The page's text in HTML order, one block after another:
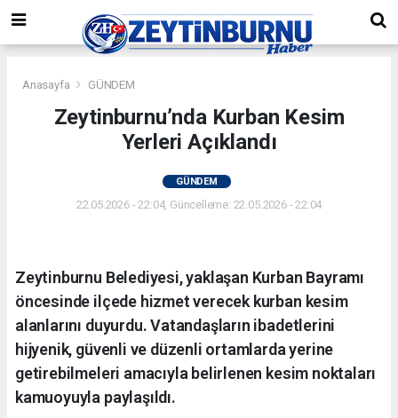
Anasayfa GÜNDEM
Zeytinburnu’nda Kurban Kesim
Yerleri Açıklandı
GÜNDEM
22.05.2026 - 22:04, Güncelleme: 22.05.2026 - 22:04
Zeytinburnu Belediyesi, yaklaşan Kurban Bayramı
öncesinde ilçede hizmet verecek kurban kesim
alanlarını duyurdu. Vatandaşların ibadetlerini
hijyenik, güvenli ve düzenli ortamlarda yerine
getirebilmeleri amacıyla belirlenen kesim noktaları
kamuoyuyla paylaşıldı.